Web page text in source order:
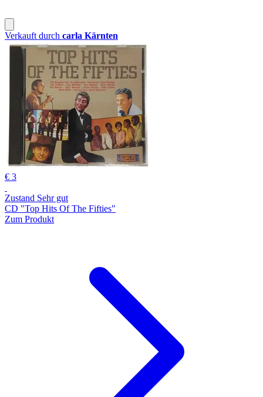
Verkauft durch carla Kärnten
€ 3
Zustand Sehr gut
CD "Top Hits Of The Fifties"
Zum Produkt